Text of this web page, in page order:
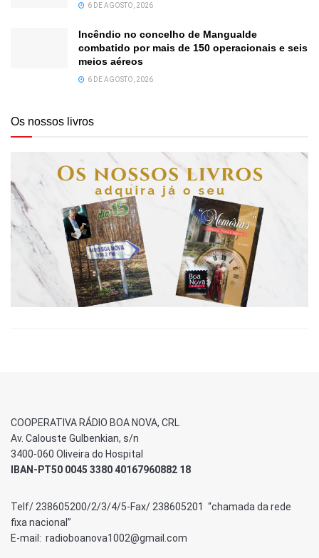
6 DE AGOSTO, 2026
Incêndio no concelho de Mangualde
combatido por mais de 150 operacionais e seis
meios aéreos
6 DE AGOSTO, 2026
Os nossos livros
COOPERATIVA RÁDIO BOA NOVA, CRL
Av. Calouste Gulbenkian, s/n
3400-060 Oliveira do Hospital
IBAN-PT50 0045 3380 40167960882 18
Telf/ 238605200/2/3/4/5-Fax/ 238605201 “chamada da rede
fixa nacional”
E-mail: radioboanova1002@gmail.com